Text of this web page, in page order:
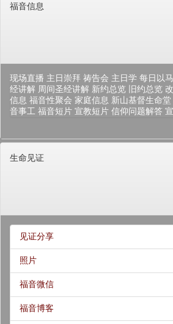
福音信息
现场直播 主日崇拜 祷告会 主日学 每日以
经讲解 周间圣经讲解 新约总览 旧约总览
信息 福音性聚会 家庭信息 新山基督生命堂
音事工 福音短片 宣教短片 信仰问题解答
生命见证
见证分享
照片
福音微信
福音博客